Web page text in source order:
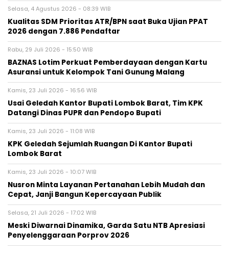
Selasa, 4 Agustus 2026 - 08:39 WIB
Kualitas SDM Prioritas ATR/BPN saat Buka Ujian PPAT
2026 dengan 7.886 Pendaftar
Rabu, 29 Juli 2026 - 15:50 WIB
BAZNAS Lotim Perkuat Pemberdayaan dengan Kartu
Asuransi untuk Kelompok Tani Gunung Malang
Kamis, 23 Juli 2026 - 16:56 WIB
Usai Geledah Kantor Bupati Lombok Barat, Tim KPK
Datangi Dinas PUPR dan Pendopo Bupati
Kamis, 23 Juli 2026 - 11:08 WIB
KPK Geledah Sejumlah Ruangan Di Kantor Bupati
Lombok Barat
Kamis, 23 Juli 2026 - 10:07 WIB
Nusron Minta Layanan Pertanahan Lebih Mudah dan
Cepat, Janji Bangun Kepercayaan Publik
Selasa, 21 Juli 2026 - 17:02 WIB
Meski Diwarnai Dinamika, Garda Satu NTB Apresiasi
Penyelenggaraan Porprov 2026 ‎